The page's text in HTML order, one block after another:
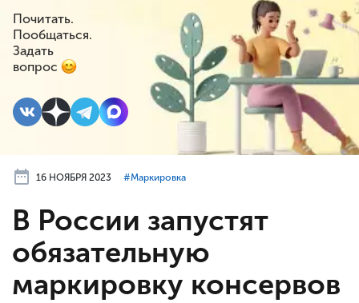
Почитать.
Пообщаться.
Задать
вопрос
16 НОЯБРЯ 2023 #⁣Маркировка
В России запустят
обязательную
маркировку консервов